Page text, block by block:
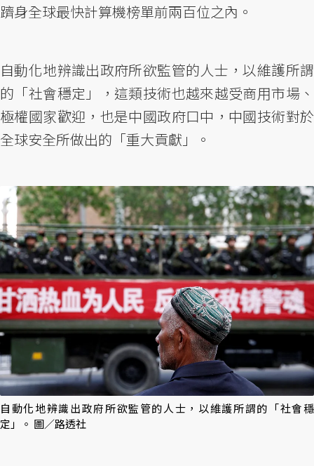
躋身全球最快計算機榜單前兩百位之內。
自動化地辨識出政府所欲監管的人士，以維護所謂
的「社會穩定」，這類技術也越來越受商用市場、
極權國家歡迎，也是中國政府口中，中國技術對於
全球安全所做出的「重大貢獻」。
自動化地辨識出政府所欲監管的人士，以維護所謂的「社會穩
定」。 圖／路透社